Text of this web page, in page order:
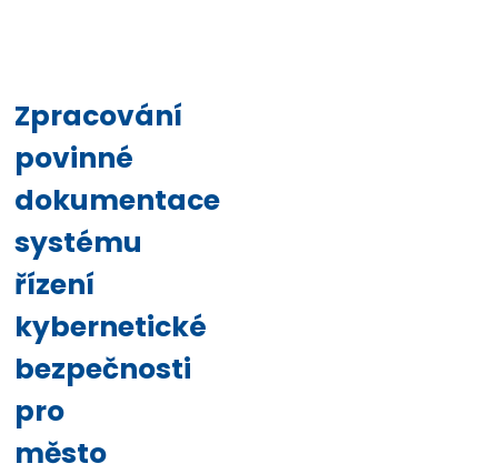
Zpracování
povinné
dokumentace
systému
řízení
kybernetické
bezpečnosti
pro
město